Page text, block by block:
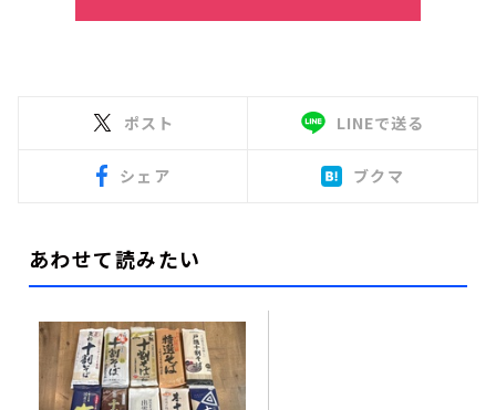
ポスト LINEで送る
シェア ブクマ
あわせて読みたい